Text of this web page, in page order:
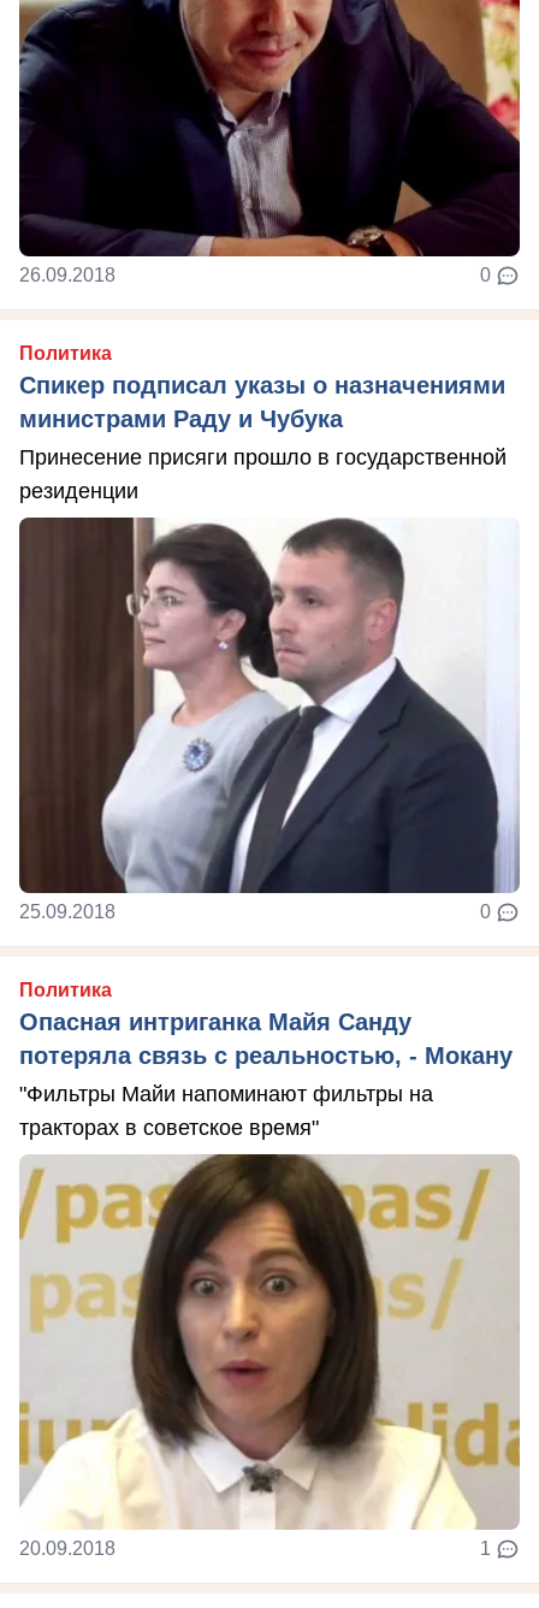
26.09.2018 0
Политика
Спикер подписал указы о назначениями
министрами Раду и Чубука
Принесение присяги прошло в государственной
резиденции
25.09.2018 0
Политика
Опасная интриганка Майя Санду
потеряла связь с реальностью, - Мокану
"Фильтры Майи напоминают фильтры на
тракторах в советское время"
20.09.2018 1